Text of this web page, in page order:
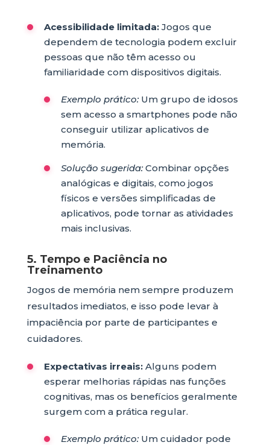
Acessibilidade limitada:Jogos que
dependem de tecnologia podem excluir
pessoas que não têm acesso ou
familiaridade com dispositivos digitais.
Exemplo prático:Um grupo de idosos
sem acesso a smartphones pode não
conseguir utilizar aplicativos de
memória.
Solução sugerida:Combinar opções
analógicas e digitais, como jogos
físicos e versões simplificadas de
aplicativos, pode tornar as atividades
mais inclusivas.
5. Tempo e Paciência no
Treinamento
Jogos de memória nem sempre produzem
resultados imediatos, e isso pode levar à
impaciência por parte de participantes e
cuidadores.
Expectativas irreais:Alguns podem
esperar melhorias rápidas nas funções
cognitivas, mas os benefícios geralmente
surgem com a prática regular.
Exemplo prático:Um cuidador pode